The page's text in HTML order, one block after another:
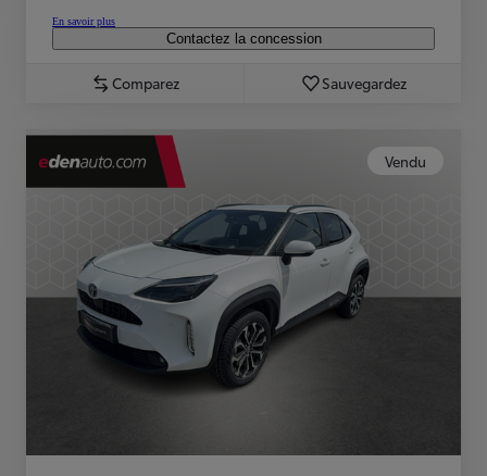
En savoir plus
Contactez la concession
Comparez Sauvegardez
Vendu